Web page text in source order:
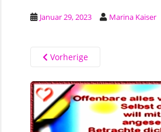
Januar 29, 2023 Marina Kaiser
Vorherige